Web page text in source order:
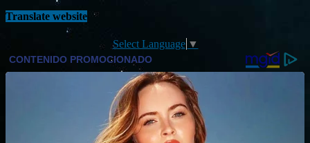
Translate website
Select Language ▼